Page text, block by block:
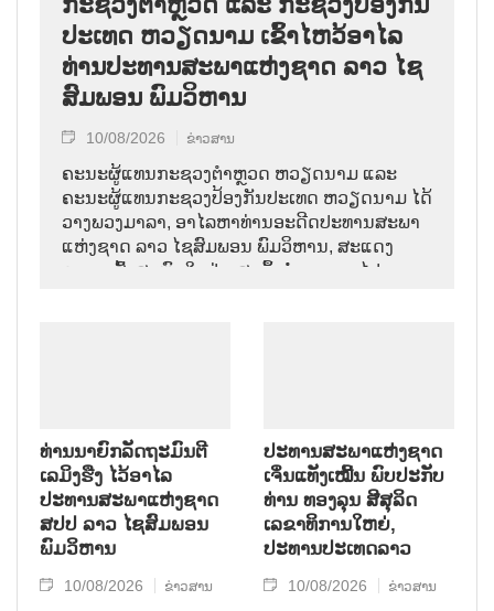
ປະເທດ ຫວຽດນາມ ເຂົ້າໄຫວ້ອາໄລ
ທ່ານປະທານສະພາແຫ່ງຊາດ ລາວ ໄຊ
ສົມພອນ ພົມວິຫານ
10/08/2026 ຂ່າວສານ
ຄະນະຜູ້ແທນກະຊວງຕຳຫຼວດ ຫວຽດນາມ ແລະ
ຄະນະຜູ້ແທນກະຊວງປ້ອງກັນປະເທດ ຫວຽດນາມ ໄດ້
ວາງພວງມາລາ, ອາໄລຫາທ່ານອະດີດປະທານສະພາ
ແຫ່ງຊາດ ລາວ ໄຊສົມພອນ ພົມວິຫານ, ສະແດງ
ຄວາມເສົ້າສະຫຼົດໃຈຢ່າງສຸດຊຶ້ງຕໍ່ການຈາກໄປຂອງ
ທ່ານນາຍົກລັດຖະມົນຕີ
ເລມິງຮືງ ໄວ້ອາໄລ
ປະທານສະພາແຫ່ງຊາດ
ສປປ ລາວ ໄຊສົມພອນ
ພົມວິຫານ
10/08/2026 ຂ່າວສານ
ປະທານສະພາແຫ່ງຊາດ
ເຈິ່ນແທັງເໝີ້ນ ພົບປະກັບ
ທ່ານ ທອງລຸນ ສີສຸລິດ
ເລຂາທິການໃຫຍ່,
ປະທານປະເທດລາວ
10/08/2026 ຂ່າວສານ